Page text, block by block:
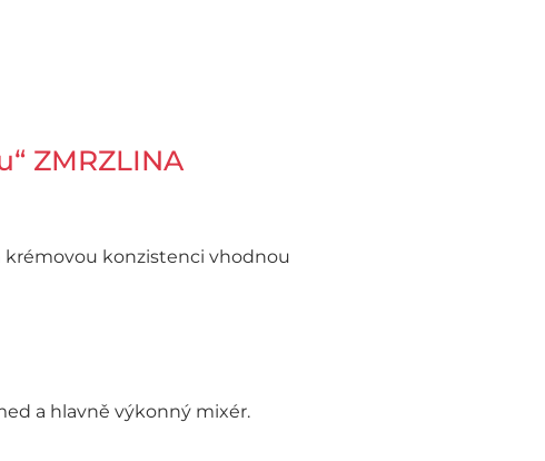
krémovou konzistenci vhodnou
a hlavně výkonný mixér.